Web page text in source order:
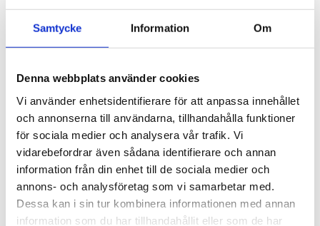
Samtycke Information Om
Denna webbplats använder cookies
Vi använder enhetsidentifierare för att anpassa innehållet
och annonserna till användarna, tillhandahålla funktioner
för sociala medier och analysera vår trafik. Vi
vidarebefordrar även sådana identifierare och annan
information från din enhet till de sociala medier och
annons- och analysföretag som vi samarbetar med.
Dessa kan i sin tur kombinera informationen med annan
information som du har tillhandahållit eller som de har
Äntligen fotbolls-VM! 🇸🇪🇸🇪
🇸🇪🇸🇪🇸🇪🇸🇪
Här ser ni det taggade gänget som var med på
uppladdningsfrukosten i morse.
Vi har även ett internt tips igång, må bäste man eller